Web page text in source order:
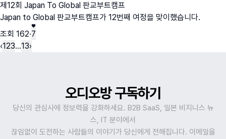
제12회 Japan To Global 판교부트캠프
Japan to Global 판교부트캠프가 12번째 여정을 맞이했습니다.
조회 162·7
‹123…13›
오디오방 구독하기
당신의 관심사에 정보력을 강화하세요. B2B SaaS, 일본 비지니스 뉴
스, IT 분야에서
끊임없이 도전하는 사람들의 이야기가 당신에게 전해집니다. 이메일을